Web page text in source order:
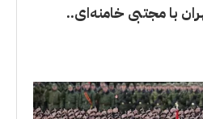
با مجتبی خامنه‌ای..